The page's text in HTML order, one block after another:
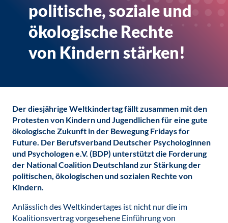
politische, soziale und
ökologische Rechte
von Kindern stärken!
Der diesjährige Weltkindertag fällt zusammen mit den
Protesten von Kindern und Jugendlichen für eine gute
ökologische Zukunft in der Bewegung Fridays for
Future. Der Berufsverband Deutscher Psychologinnen
und Psychologen e.V. (BDP) unterstützt die Forderung
der National Coalition Deutschland zur Stärkung der
politischen, ökologischen und sozialen Rechte von
Kindern.
Anlässlich des Weltkindertages ist nicht nur die im
Koalitionsvertrag vorgesehene Einführung von